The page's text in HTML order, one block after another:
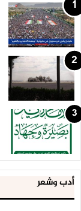
أدب وشعر